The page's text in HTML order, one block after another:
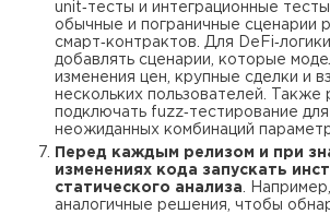
unit‑тесты и интеграционные
обычные и пограничные сценарии
смарт‑контрактов. Для
добавлять сценарии, которые
изменения цен, крупные сделки и
нескольких пользователей. Также
подключать fuzz‑тестирование
неожиданных комбинаций
Перед каждым релизом и при
изменениях кода запускать
статического анализа.
аналогичные решения, чтобы